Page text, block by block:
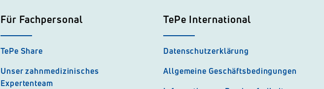
Für Fachpersonal
TePe Share
Unser zahnmedizinisches
Expertenteam
TePe International
Datenschutzerklärung
Allgemeine Geschäftsbedingungen